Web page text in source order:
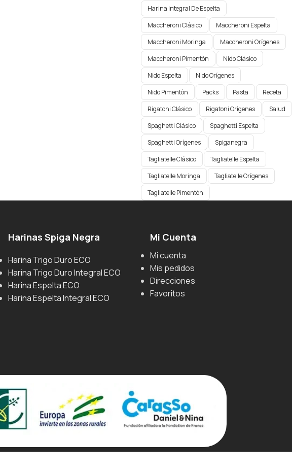
Harina Integral De Espelta
Maccheroni Clásico
Maccheroni Espelta
Maccheroni Moringa
Maccheroni Orígenes​
Maccheroni Pimentón
Nido Clásico
Nido Espelta
Nido Orígenes
Nido Pimentón
Packs Pasta
Receta
Rigatoni Clásico
Rigatoni Orígenes
Salud
Spaghetti Clásico
Spaghetti Espelta
Spaghetti Orígenes​
Spiganegra
Tagliatelle Clásico
Tagliatelle Espelta
Tagliatelle Moringa
Tagliatelle Orígenes
Tagliatelle Pimentón
Harinas Spiga Negra
Harina Trigo Duro ECO
Harina Trigo Duro Integral ECO
Harina Espelta ECO
Harina Espelta Integral ECO
Mi Cuenta
Mi cuenta
Mis pedidos
Direcciones
Favoritos